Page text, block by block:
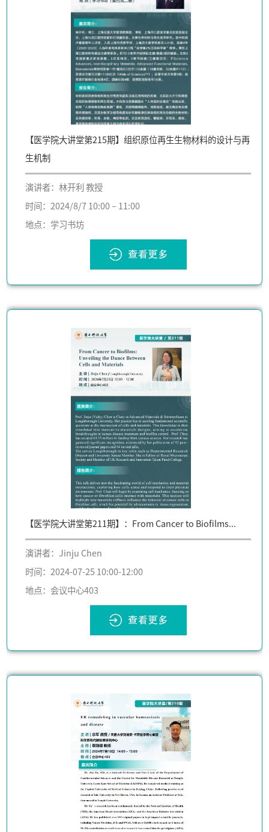
【医学院大讲堂第215期】组织原位再生生物材料的设计与再
生机制
演讲者：林开利 教授
时间：2024/8/7 10:00 – 11:00
地点：学习书坊
【医学院大讲堂第211期】：From Cancer to Biofilms...
演讲者：Jinju Chen
时间：2024-07-25 10:00-12:00
地点：会议中心403